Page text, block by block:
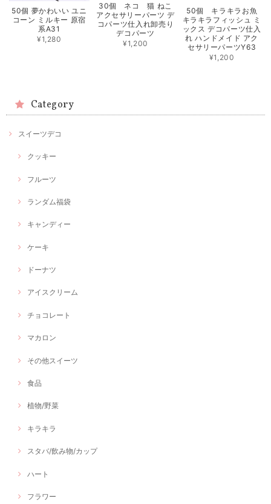
50個 夢かわいい ユニ
コーン ミルキー 原宿
系A31
¥1,280
30個 ネコ 猫 ねこ
アクセサリーパーツ デ
コパーツ仕入れ卸売り
デコパーツ
¥1,200
50個 キラキラお魚
キラキラフィッシュ ミ
ックス デコパーツ仕入
れ ハンドメイド アク
セサリーパーツY63
¥1,200
Category
スイーツデコ
クッキー
フルーツ
ランダム福袋
キャンディー
ケーキ
ドーナツ
アイスクリーム
チョコレート
マカロン
その他スイーツ
食品
植物/野菜
キラキラ
スタバ/飲み物/カップ
ハート
フラワー